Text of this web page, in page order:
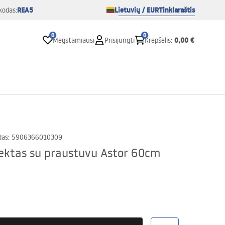
REA5 Lietuvių / EURTinklaraštis
0
Mėgstamiausi Prisijungti
0
Krepšelis: 0,00 €
: 5906366010309
su praustuvu Astor 60cm